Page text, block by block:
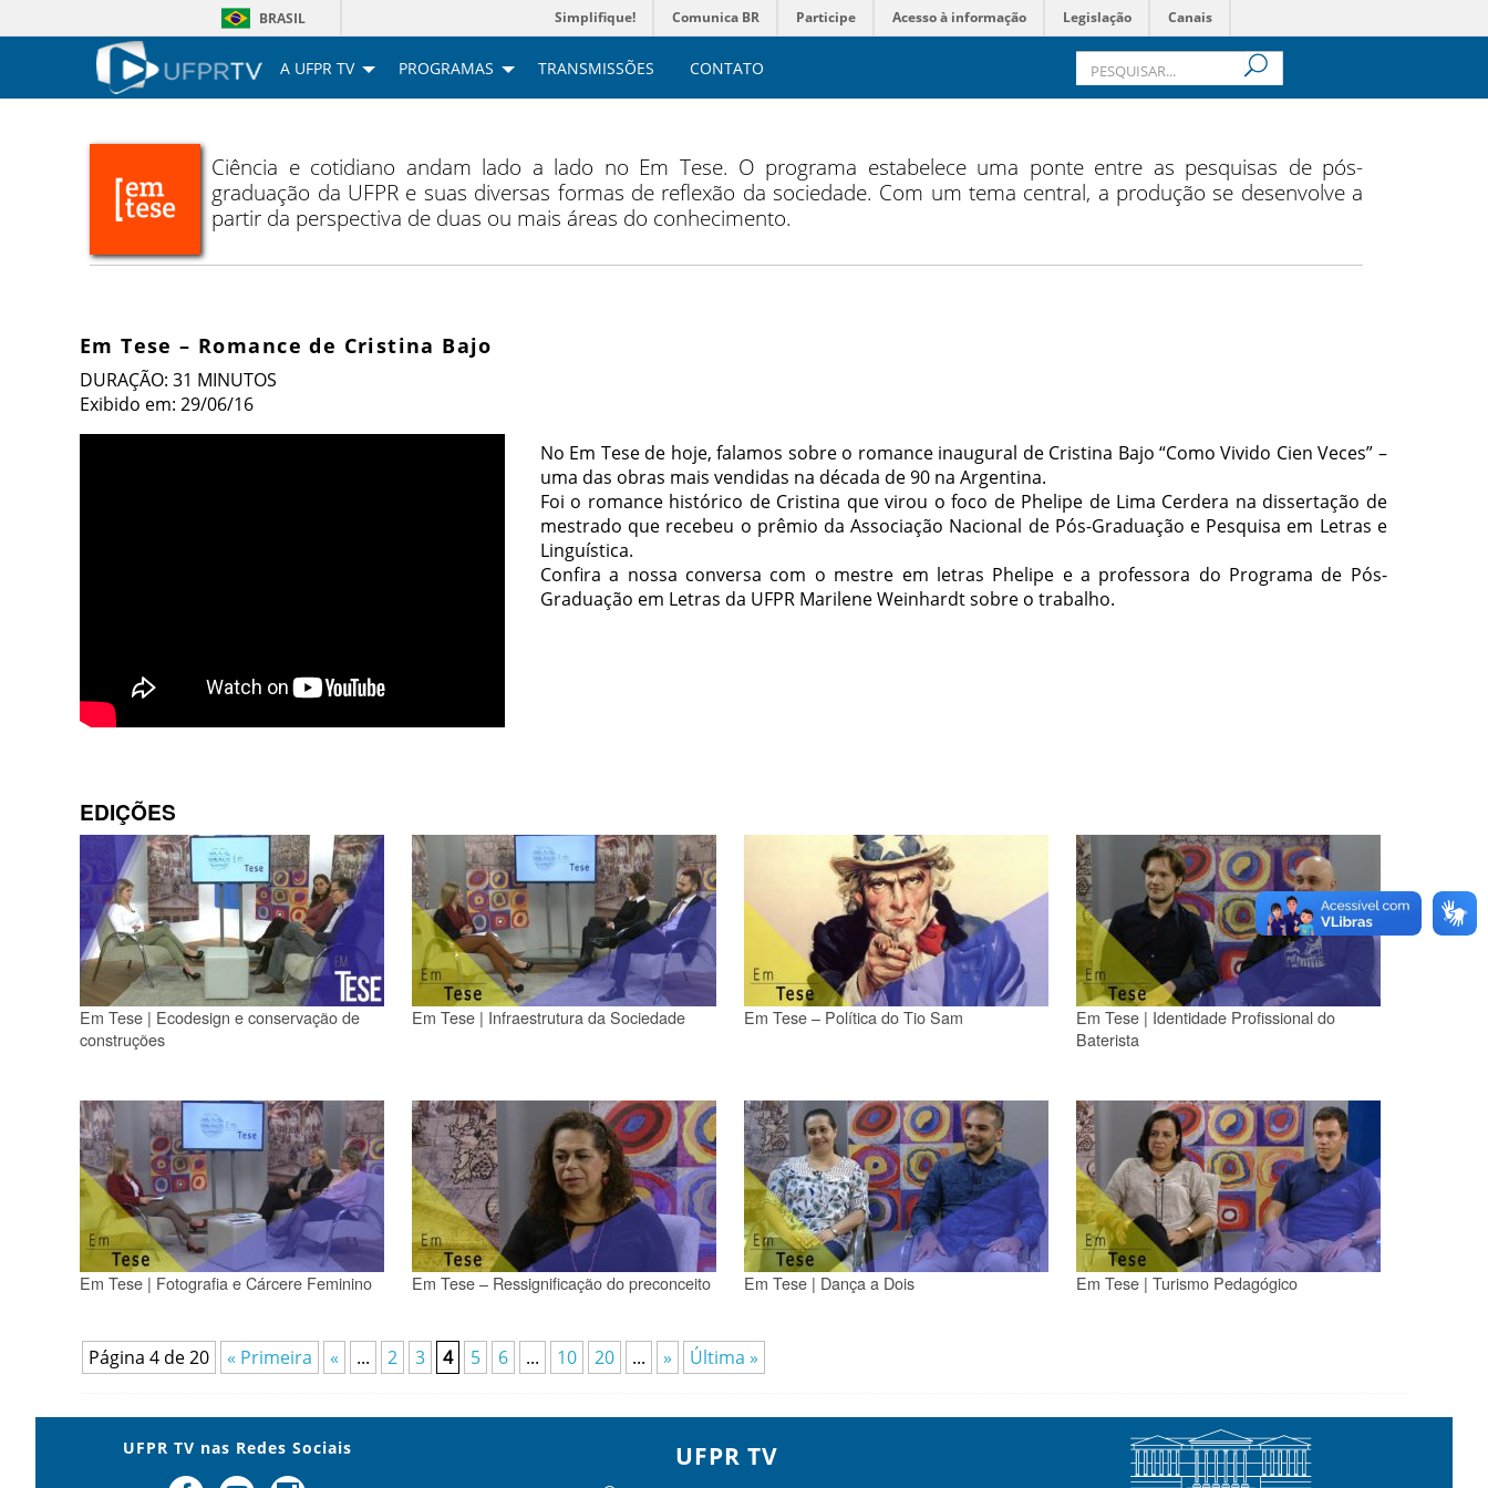
BRASIL Simplifique! Comunica BR Participe Acesso à informação Legislação Canais
A UFPR TV PROGRAMAS TRANSMISSÕES CONTATO
Ciência e cotidiano andam lado a lado no Em Tese. O programa estabelece uma ponte entre as pesquisas de pós-
graduação da UFPR e suas diversas formas de reflexão da sociedade. Com um tema central, a produção se desenvolve a
partir da perspectiva de duas ou mais áreas do conhecimento.
Em Tese – Romance de Cristina Bajo
DURAÇÃO: 31 MINUTOS
Exibido em: 29/06/16
No Em Tese de hoje, falamos sobre o romance inaugural de Cristina Bajo “Como Vivido Cien Veces” –
uma das obras mais vendidas na década de 90 na Argentina.
Foi o romance histórico de Cristina que virou o foco de Phelipe de Lima Cerdera na dissertação de
mestrado que recebeu o prêmio da Associação Nacional de Pós-Graduação e Pesquisa em Letras e
Linguística.
Confira a nossa conversa com o mestre em letras Phelipe e a professora do Programa de Pós-
Graduação em Letras da UFPR Marilene Weinhardt sobre o trabalho.
EDIÇÕES
Em Tese | Ecodesign e conservação de
construções
Em Tese | Infraestrutura da Sociedade Em Tese – Política do Tio Sam
Em Tese | Identidade Profissional do
Baterista
Em Tese | Fotografia e Cárcere Feminino Em Tese – Ressignificação do preconceito Em Tese | Dança a Dois Em Tese | Turismo Pedagógico
Página 4 de 20 « Primeira « ... 2 3 4 5 6 ... 10 20 ... » Última »
UFPR TV nas Redes Sociais UFPR TV